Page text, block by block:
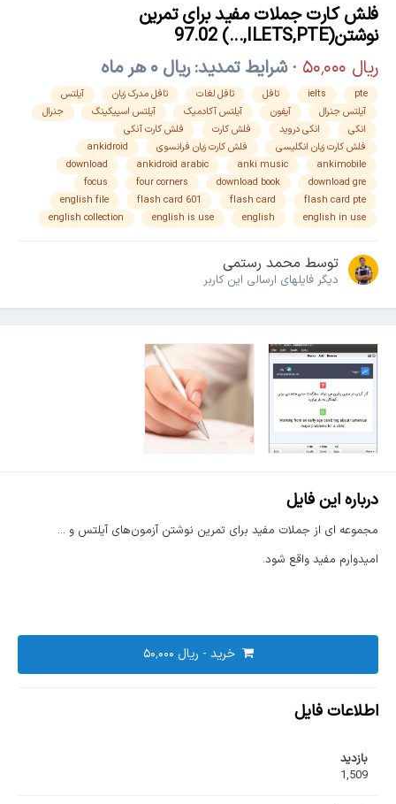
فلش کارت جملات مفید برای تمرین
نوشتن(ILETS,PTE,...) 97.02
· شرایط تمدید: ‎ریال ۰ هر ماه
pte
ielts تافل تافل لغات تافل مدرک زبان
آیلتس
آیلتس جنرال
آیفون آیلتس آکادمیک آیلتس اسپیکینگ
جنرال
انکی
انکی دروید فلش کارت
فلش کارت آنکی
فلش کارت زبان انگلیسی
فلش کارت زبان فرانسوی
ankidroid
ankimobile
anki music
ankidroid arabic
download
download gre
download book
four corners
focus
flash card pte
flash card
flash card 601
english file
english in use
english
english is use
english collection
توسط محمد رستمی
دیگر فایل‎های ارسالی این کاربر
درباره این فایل
مجموعه ای از جملات مفید برای تمرین نوشتن آزمون‌های آیلتس و ...
امیدوارم مفید واقع شود.
خرید - ‎ریال ۵۰٬۰۰۰
اطلاعات فایل
بازدید
1,509